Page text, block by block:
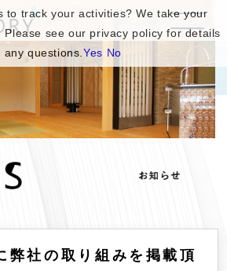
弊社の取り組みを掲載頂
to track your activities? We take your
Please see our privacy policy for details
any questions.Yes No